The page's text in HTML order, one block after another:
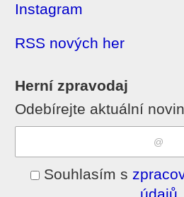
Instagram
RSS nových her
Herní zpravodaj
Odebírejte aktuální
Souhlasím s